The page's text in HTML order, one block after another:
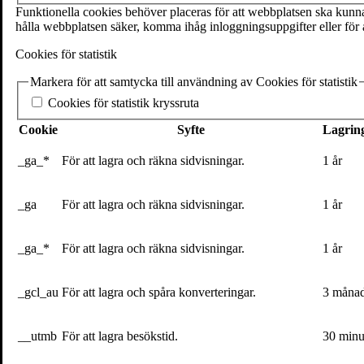
SE-111 27 Stockholm
Sweden
+46(0) 8 702 15 19
Fler kontaktuppgifter
Cookieinställningar
Bas Kast: Dagen då mitt hjärta strejkade
5 min
storsäljande bokNäringskompassen : de vetenskapliga
vänja mig vid en ny krämpa som jag aldrig förr hade upplevt. Nu
Jag sprang vidare, och så plötsligt, innan jag ens hade hunnit en
Funktionella cookies behöver placeras för att webbplatsen ska
hålla webbplatsen säker, komma ihåg inloggningsuppgifter eller
Cookies för statistik
Markera för att samtycka till användning av Cookies för statistik
Cookies för statistik kryssruta
Cookie
Syfte
_ga_* För att lagra och räkna sidvisningar. 1 år
_ga För att lagra och räkna sidvisningar. 1 år
_ga_* För att lagra och räkna sidvisningar. 1 år
_gcl_au För att lagra och spåra konverteringar. 3
__utmb För att lagra besökstid. 30